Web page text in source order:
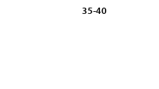
35-40